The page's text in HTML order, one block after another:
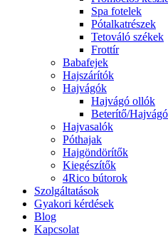
Spa fotelek
Pótalkatrészek
Tetováló székek
Frottír
Babafejek
Hajszárítók
Hajvágók
Hajvágó ollók
Beterítő/
Hajvasalók
Póthajak
Hajgöndörítők
Kiegészítők
4Rico bútorok
Szolgáltatások
Gyakori kérdések
Blog
Kapcsolat